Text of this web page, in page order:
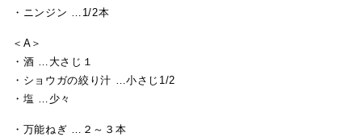
・ニンジン …1/2本
＜A＞
・酒 …大さじ１
・ショウガの絞り汁 …小さじ1/2
・塩 …少々
・万能ねぎ …２～３本